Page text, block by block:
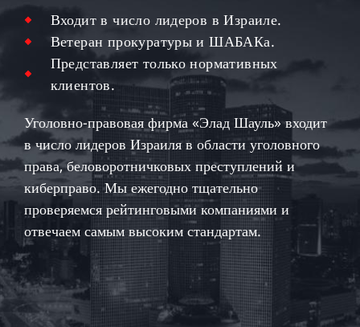
Входит в число лидеров в Израиле.
Ветеран прокуратуры и ШАБАКа.
Представляет только нормативных
клиентов.
Уголовно-правовая фирма «Элад Шауль» входит
в число лидеров Израиля в области уголовного
права, беловоротничковых преступлений и
киберправо. Мы ежегодно тщательно
проверяемся рейтинговыми компаниями и
отвечаем самым высоким стандартам.